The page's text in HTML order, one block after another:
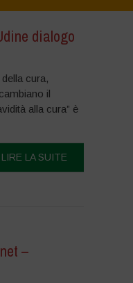
dialogo
cura,
il
alla cura” è
LIRE LA SUITE
–